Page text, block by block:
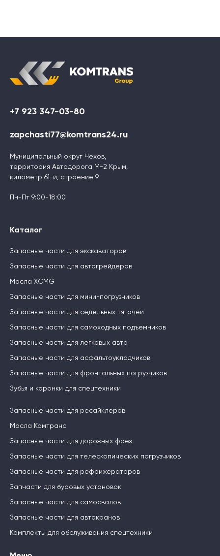
+7 923 347-03-80
zapchasti77@komtrans24.ru
Муниципальный округ Чехов,
территория Автодорога М-2 Крым,
километр 61-й, строение 9
Пн-Пт 9:00-18:00
Каталог
Запасные части для экскаваторов
Запасные части для автогрейдеров
Масла XCMG
Запасные части для мини-погрузчиков
Запасные части для седельных тягачей
Запасные части для самоходных подъемников
Запасные части для легковых авто
Запасные части для асфальтоукладчиков
Запасные части для фронтальных погрузчиков
Зубья и коронки для спецтехники
Запасные части для ресайклеров
Масла Комтранс
Запасные части для дорожных фрез
Запасные части для телескопических погрузчиков
Запасные части для рефрижераторов
Запчасти для буровых установок
Запасные части для самосвалов
Запасные части для автокранов
Комплекты для обслуживания спецтехники